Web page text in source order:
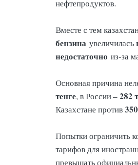
нефтепродуктов.
Вместе с тем
бензина увеличилась
недостаточно из-за
Основная причина
тенге, в России –282
Казахстане против
Попытки ограничить
тарифов для
превышать